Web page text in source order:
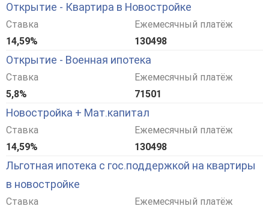
Открытие - Квартира в Новостройке
Ставка
14,59%
Ежемесячный платёж
130498
Открытие - Военная ипотека
Ставка
5,8%
Ежемесячный платёж
71501
Новостройка + Мат.капитал
Ставка
14,59%
Ежемесячный платёж
130498
Льготная ипотека с гос.поддержкой на квартиры
в новостройке
Ставка
Ежемесячный платёж